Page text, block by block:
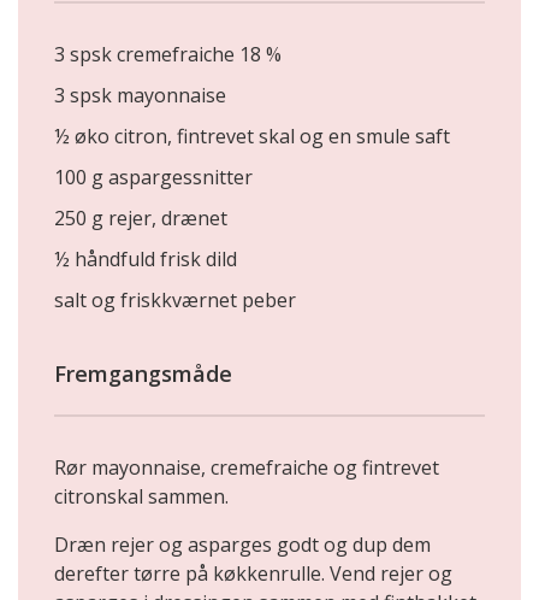
3 spsk cremefraiche 18 %
3 spsk mayonnaise
½ øko citron, fintrevet skal og en smule saft
100 g aspargessnitter
250 g rejer, drænet
½ håndfuld frisk dild
salt og friskkværnet peber
Fremgangsmåde
Rør mayonnaise, cremefraiche og fintrevet
citronskal sammen.
Dræn rejer og asparges godt og dup dem
derefter tørre på køkkenrulle. Vend rejer og